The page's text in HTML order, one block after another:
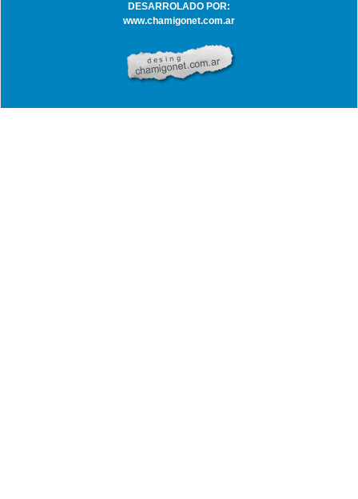
DESARROLADO POR:
www.chamigonet.com.ar